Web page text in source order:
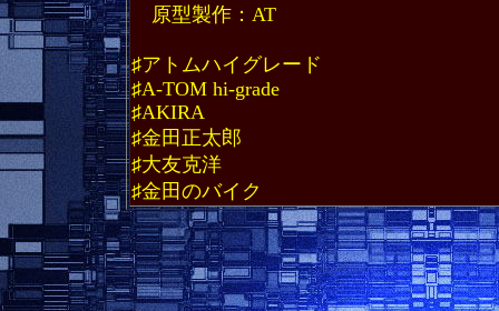
原型製作：AT
♯アトムハイグレード
♯A-TOM hi-grade
♯AKIRA
♯金田正太郎
♯大友克洋
♯金田のバイク